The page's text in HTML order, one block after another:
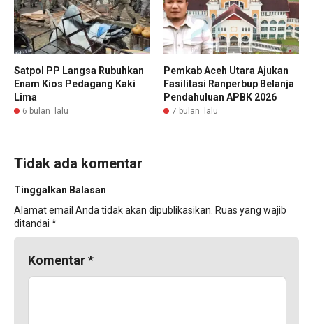
Satpol PP Langsa Rubuhkan
Enam Kios Pedagang Kaki
Lima
6 bulan lalu
Pemkab Aceh Utara Ajukan
Fasilitasi Ranperbup Belanja
Pendahuluan APBK 2026
7 bulan lalu
Tidak ada komentar
Tinggalkan Balasan
Alamat email Anda tidak akan dipublikasikan. Ruas yang wajib
ditandai *
Komentar*